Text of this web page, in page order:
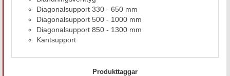
Diagonalsupport 330 - 650 mm
Diagonalsupport 500 - 1000 mm
Diagonalsupport 850 - 1300 mm
Kantsupport
Produkttaggar